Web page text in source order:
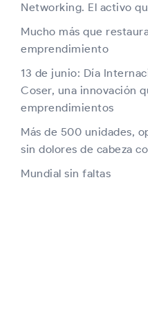
Networking. El activo
Mucho más que
emprendimiento
13 de junio: Día
Coser, una innovación
emprendimientos
Más de 500 unidades,
sin dolores de cabeza
Mundial sin faltas